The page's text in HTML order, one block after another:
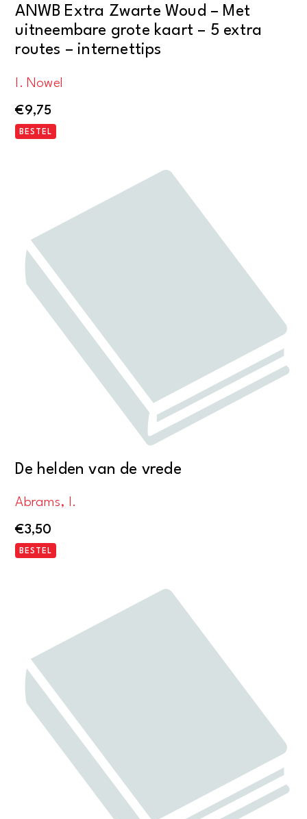
ANWB Extra Zwarte Woud – Met
uitneembare grote kaart – 5 extra
routes – internettips
I. Nowel
€9,75
BESTEL
De helden van de vrede
Abrams, I.
€3,50
BESTEL